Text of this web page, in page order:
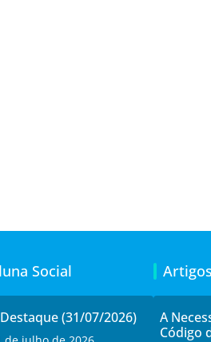
Social
(31/07/2026)
Artigos
A
Código